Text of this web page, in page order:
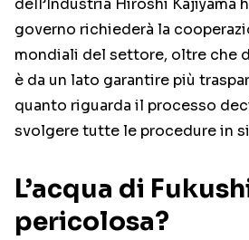
dell’Industria Hiroshi Kajiyama
governo richiederà la
mondiali del settore, oltre che
è da un lato garantire più
quanto riguarda il processo
svolgere tutte le procedure in
L’acqua di
pericolosa?